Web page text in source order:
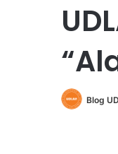
Blog